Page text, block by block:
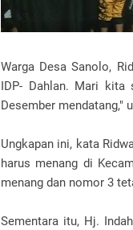
Warga Desa Sanolo,
IDP- Dahlan. Mari kita
Desember mendatang,"
Ungkapan ini, kata
harus menang di
menang dan nomor 3
Sementara itu, Hj.